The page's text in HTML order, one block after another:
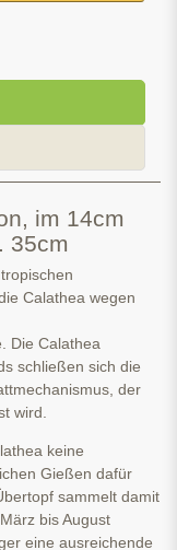
im 14cm
35cm
Calathea wegen
Die Calathea
schließen sich die
der
wird.
keine
Gießen dafür
sammelt damit
bis August
eine ausreichende